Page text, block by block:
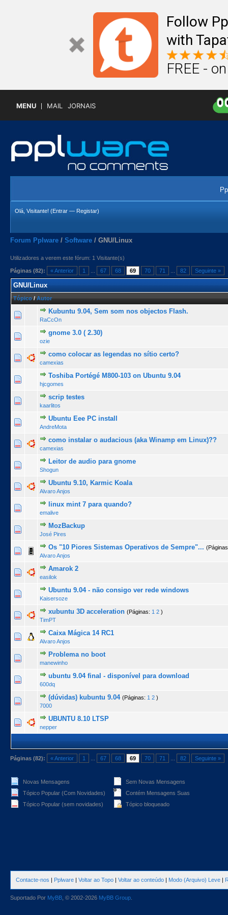
Follow
with
FREE -
MENU MAIL JORNAIS
Olá, Visitante! (Entrar — Registar)
Forum Pplware / Software / GNU/Linux
Utilizadores a verem este fórum: 1 Visitante(s)
Páginas (82): « Anterior 1 67 68 69 70 71 82 Seguinte »
GNU/Linux
Tópico/Autor
Kubuntu 9.04, Sem som nos objectos Flash.
RaCcOn
0 Voto(s) - 0 de 5 na totalidade
12 345
gnome 3.0 ( 2.30)
ozie
0 Voto(s) - 0 de 5 na totalidade
1
como colocar as legendas no sítio certo?
camexias
0 Voto(s) - 0 de 5 na totalidade
12345
Toshiba Portégé M800-103 on Ubuntu 9.04
hjcgomes
0 Voto(s) - 0 de 5 na totalidade
12345
scrip testes
kaarlitos
0 Voto(s) - 0 de 5 na totalidade
Ubuntu Eee PC install
AndreMota
0 Voto(s) - 0 de 5 na totalidade
1234
como instalar o audacious (aka Winamp em Linux)??
camexias
0 Voto(s) - 0 de 5 na totalidade
12345
Leitor de audio para gnome
Shogun
0 Voto(s) - 0 de 5 na totalidade
123 45
Ubuntu 9.10, Karmic Koala
Alvaro Anjos
0 Voto(s) - 0 de 5 na totalidade
123 45
linux mint 7 para quando?
emalive
0 Voto(s) - 0 de 5 na totalidade
12345
MozBackup
José Pires
0 Voto(s) - 0 de 5 na totalidade
Os "10 Piores Sistemas Operativos de Sempre"...
Alvaro Anjos
0 Voto(s) - 0 de 5 na totalidade
12345
Amarok 2
easilok
0 Voto(s) - 0 de 5 na totalidade
Ubuntu 9.04 - não consigo ver rede windows
Kaisersoze
0 Voto(s) - 0 de 5 na totalidade
1 2345
xubuntu 3D acceleration (Páginas: 1 2 )
TimPT
0 Voto(s) - 0 de 5 na totalidade
12345
Caixa Mágica 14 RC1
Alvaro Anjos
0 Voto(s) - 0 de 5 na totalidade
1234
Problema no boot
manewinho
0 Voto(s) - 0 de 5 na totalidade
12
ubuntu 9.04 final - disponível para download
600dq
0 Voto(s) - 0 de 5 na totalidade
1 2345
(dúvidas) kubuntu 9.04 (Páginas: 1 2 )
7000
0 Voto(s) - 0 de 5 na totalidade
1 2345
UBUNTU 8.10 LTSP
nepper
0 Voto(s) - 0 de 5 na totalidade
12
Páginas (82): « Anterior 1 67 68 69 70 71 82 Seguinte »
Novas Mensagens
Tópico Popular (Com Novidades)
Tópico Popular (sem novidades)
Sem Novas Mensagens
Contém Mensagens Suas
Tópico bloqueado
Contacte-nos | Pplware | Voltar ao Topo | Voltar ao conteúdo | Modo (Arquivo) Leve |
Suportado Por MyBB , © 2002-2026 MyBB Group